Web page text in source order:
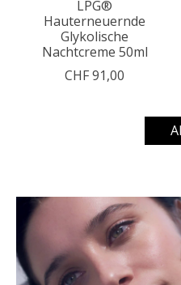
LPG®
Hauterneuernde
Glykolische
Nachtcreme 50ml
CHF 91,00